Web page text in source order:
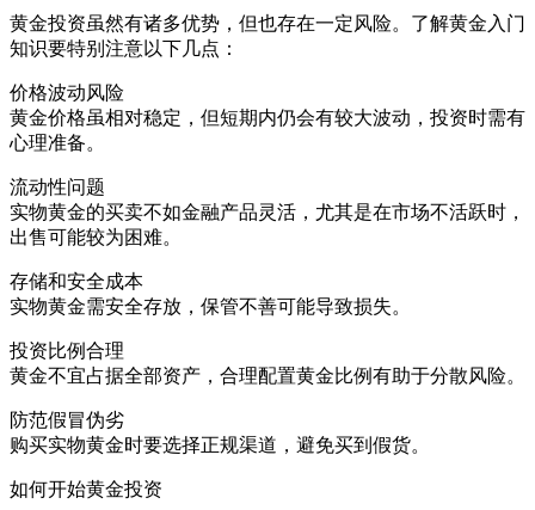
黄金投资虽然有诸多优势，但也存在一定风险。了解黄金入门
知识要特别注意以下几点：
价格波动风险
黄金价格虽相对稳定，但短期内仍会有较大波动，投资时需有
心理准备。
流动性问题
实物黄金的买卖不如金融产品灵活，尤其是在市场不活跃时，
出售可能较为困难。
存储和安全成本
实物黄金需安全存放，保管不善可能导致损失。
投资比例合理
黄金不宜占据全部资产，合理配置黄金比例有助于分散风险。
防范假冒伪劣
购买实物黄金时要选择正规渠道，避免买到假货。
如何开始黄金投资